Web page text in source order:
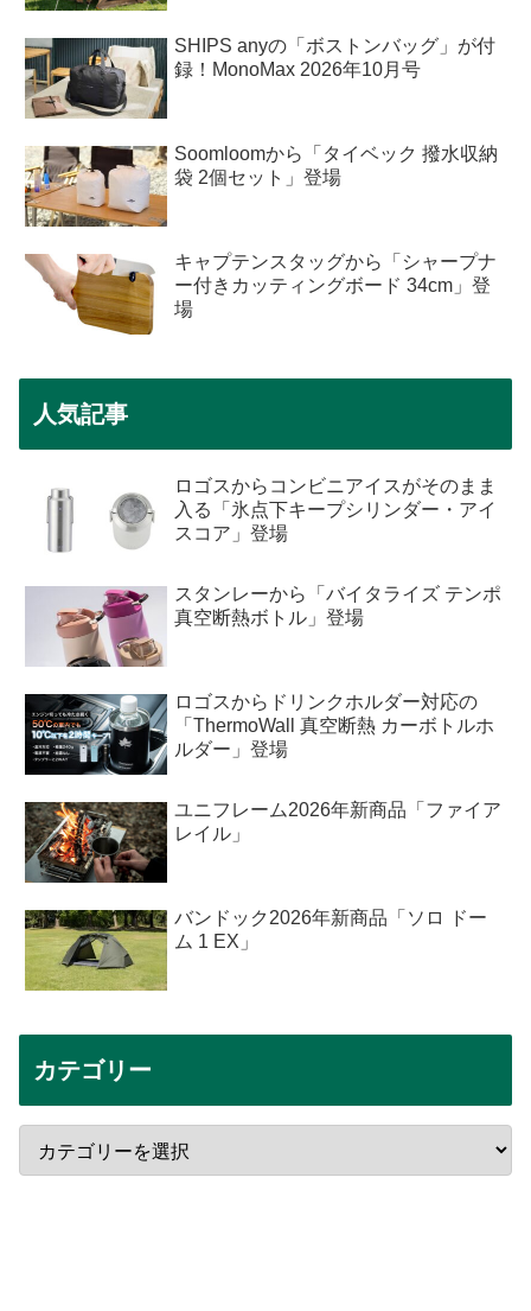
SHIPS anyの「ボストンバッグ」が付
録！MonoMax 2026年10月号
Soomloomから「タイベック 撥水収納
袋 2個セット」登場
キャプテンスタッグから「シャープナ
ー付きカッティングボード 34cm」登
場
人気記事
ロゴスからコンビニアイスがそのまま
入る「氷点下キープシリンダー・アイ
スコア」登場
スタンレーから「バイタライズ テンポ
真空断熱ボトル」登場
ロゴスからドリンクホルダー対応の
「ThermoWall 真空断熱 カーボトルホ
ルダー」登場
ユニフレーム2026年新商品「ファイア
レイル」
バンドック2026年新商品「ソロ ドー
ム 1 EX」
カテゴリー